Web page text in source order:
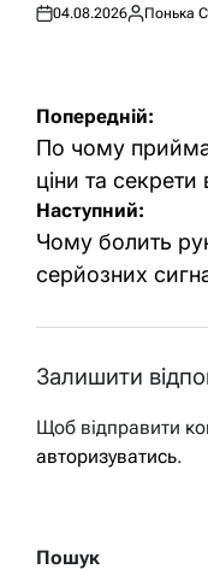
Оприлюднено
04.08.2026 Понька
Навігація
записів
Попередній:
По чому
ціни та
Наступний:
Чому болить
серйозних
Залишити
Щоб відправити
авторизуватись.
Пошук